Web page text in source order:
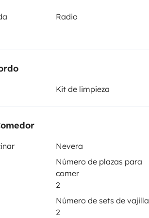
Radio
Kit de limpieza
Nevera
Número de plazas para
comer
2
Número de sets de vajilla
2
Bluetooth
Placas para cocinar